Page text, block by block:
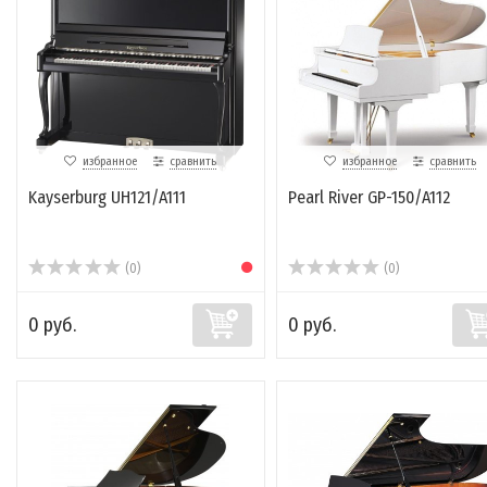
избранное сравнить
Kayserburg UH121/A111
(0)
0 руб.
избранное сравнить
Pearl River GP-150/A112
(0)
0 руб.